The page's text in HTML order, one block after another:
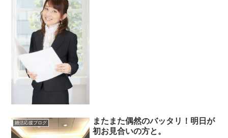
婚活応援ブログ
またまた偶然のバッタリ！明日が
初お見合いの方と。